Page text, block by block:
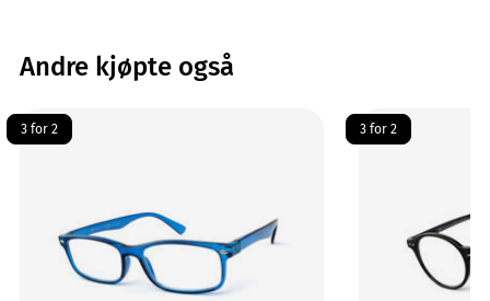
Andre kjøpte også
3 for 2 3 for 2